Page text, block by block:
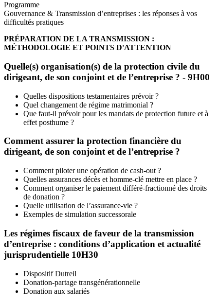
Programme
Gouvernance & Transmission d’entreprises : les réponses à vos
difficultés pratiques
PRÉPARATION DE LA TRANSMISSION :
MÉTHODOLOGIE ET POINTS D'ATTENTION
Quelle(s) organisation(s) de la protection civile du
dirigeant, de son conjoint et de l’entreprise ? - 9H00
Quelles dispositions testamentaires prévoir ?
Quel changement de régime matrimonial ?
Que faut-il prévoir pour les mandats de protection future et à
effet posthume ?
Comment assurer la protection financière du
dirigeant, de son conjoint et de l’entreprise ?
Comment piloter une opération de cash-out ?
Quelles assurances décès et homme-clé mettre en place ?
Comment organiser le paiement différé-fractionné des droits
de donation ?
Quelle utilisation de l’assurance-vie ?
Exemples de simulation successorale
Les régimes fiscaux de faveur de la transmission
d’entreprise : conditions d’application et actualité
jurisprudentielle 10H30
Dispositif Dutreil
Donation-partage transgénérationnelle
Donation aux salariés